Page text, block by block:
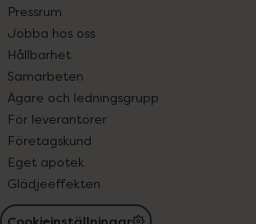
Pressrum
Jobba hos oss
Hållbarhet
Samarbeten
Ägare och ledningsgrupp
För leverantörer
Företagskund
Eget apotek
Glädjeeffekten